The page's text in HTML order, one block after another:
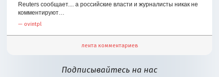
Reuters сообщает.... а российские власти и журналисты никак не
комментируют…
— ovintpl
лента комментариев
Подписывайтесь на нас